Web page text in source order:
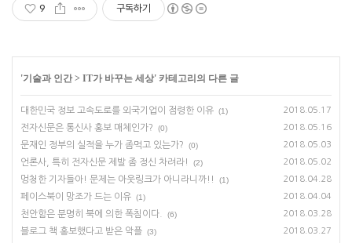
9 구독하기
'기술과 인간 > IT가 바꾸는 세상' 카테고리의 다른 글
대한민국 정보 고속도로를 외국기업이 점령한 이유 (1) 2018.05.17
전자신문은 통신사 홍보 매체인가? (0) 2018.05.16
문재인 정부의 실적을 누가 좀먹고 있는가? (0) 2018.05.03
언론사, 특히 전자신문 제발 좀 정신 차려라! (2) 2018.05.02
멍청한 기자들아! 문제는 아웃링크가 아니라니까!! (1) 2018.04.28
페이스북이 망조가 드는 이유 (1) 2018.04.04
천안함은 분명히 북에 의한 폭침이다. (6) 2018.03.28
블로그 책 홍보했다고 받은 악플 (3) 2018.03.27